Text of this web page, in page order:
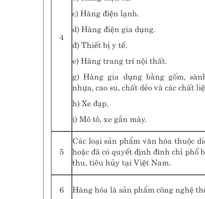
4
c) Hàng điện lạnh.
d) Hàng điện gia dụng.
đ) Thiết bị y tế.
e) Hàng trang trí nội thất.
g) Hàng gia dụng bằng gốm,
nhựa, cao su, chất dẻo và các chất
h) Xe đạp.
i) Mô tô, xe gắn máy.
5
Các loại sản phẩm văn hóa thuộc
hoặc đã có quyết định đình chỉ phổ
thu, tiêu hủy tại Việt Nam.
6 Hàng hóa là sản phẩm công nghệ